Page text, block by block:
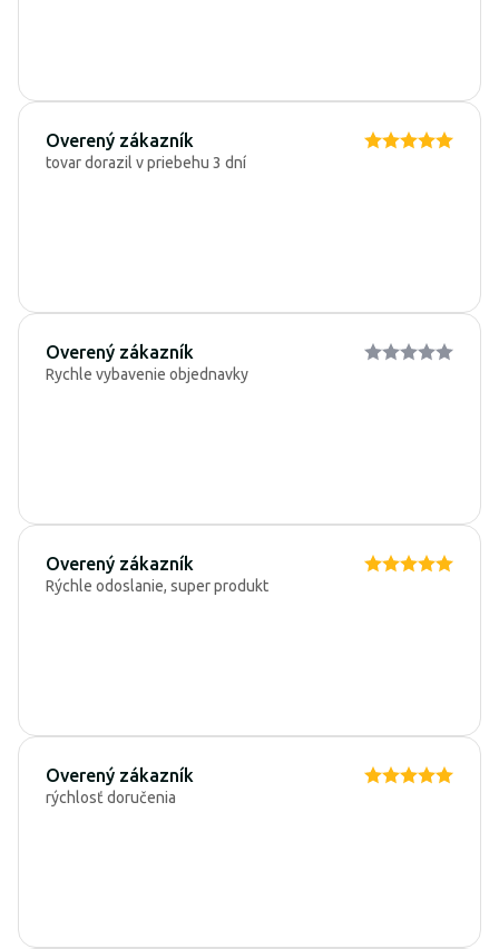
Overený zákazník
tovar dorazil v priebehu 3 dní
Overený zákazník
Rychle vybavenie objednavky
Overený zákazník
Rýchle odoslanie, super produkt
Overený zákazník
rýchlosť doručenia